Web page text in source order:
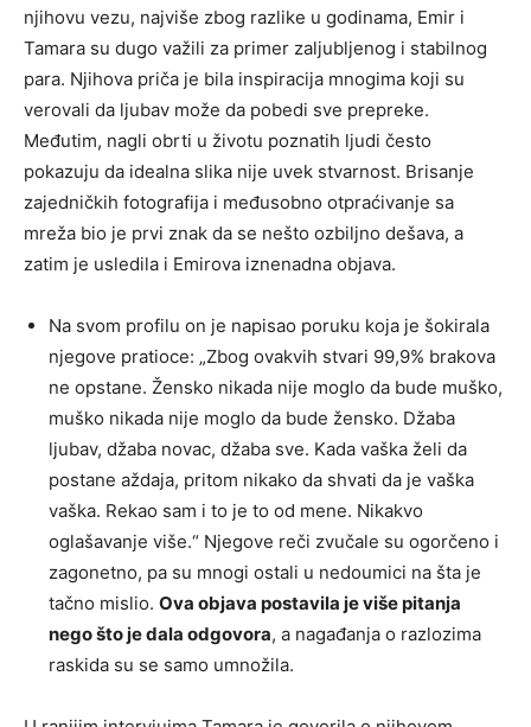
njihovu vezu, najviše zbog razlike u godinama, Emir i
Tamara su dugo važili za primer zaljubljenog i stabilnog
para. Njihova priča je bila inspiracija mnogima koji su
verovali da ljubav može da pobedi sve prepreke.
Međutim, nagli obrti u životu poznatih ljudi često
pokazuju da idealna slika nije uvek stvarnost. Brisanje
zajedničkih fotografija i međusobno otpraćivanje sa
mreža bio je prvi znak da se nešto ozbiljno dešava, a
zatim je usledila i Emirova iznenadna objava.
Na svom profilu on je napisao poruku koja je šokirala
njegove pratioce: „Zbog ovakvih stvari 99,9% brakova
ne opstane. Žensko nikada nije moglo da bude muško,
muško nikada nije moglo da bude žensko. Džaba
ljubav, džaba novac, džaba sve. Kada vaška želi da
postane aždaja, pritom nikako da shvati da je vaška
vaška. Rekao sam i to je to od mene. Nikakvo
oglašavanje više.“ Njegove reči zvučale su ogorčeno i
zagonetno, pa su mnogi ostali u nedoumici na šta je
tačno mislio. Ova objava postavila je više pitanja
nego što je dala odgovora, a nagađanja o razlozima
raskida su se samo umnožila.